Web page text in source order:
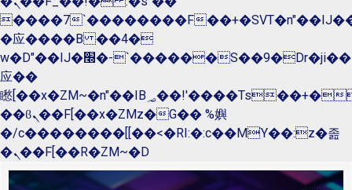
����7`��������F
�应����B ��4�
w�D"��IJ�׭�-`������S��9�Dr�ji��EJ߅��gJ�
应��
矁[��x�ZM~�n"��IB؃��!'����Тѕ��+��(m��IK�ʭ�/|
��ϐܢ��F[��x�ZMz�G�� %嬩
�/c��������[[��<�RI:�:c��MΎ��:z�졾
�ܢ��F[��R�ZM~�D
Перейти